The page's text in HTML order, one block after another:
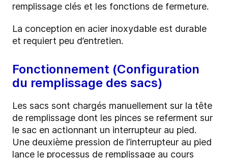
remplissage clés et les fonctions de fermeture.
La conception en acier inoxydable est durable
et requiert peu d’entretien.
Fonctionnement (Configuration
du remplissage des sacs)
Les sacs sont chargés manuellement sur la tête
de remplissage dont les pinces se referment sur
le sac en actionnant un interrupteur au pied.
Une deuxième pression de l’interrupteur au pied
lance le processus de remplissage au cours